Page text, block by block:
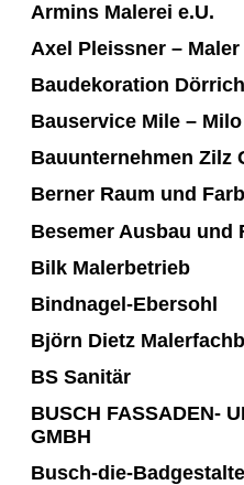
Armins Malerei e.U.
Axel Pleissner –
Baudekoration Dörrich
Bauservice Mile –
Bauunternehmen Zilz
Berner Raum und
Besemer Ausbau und
Bilk Malerbetrieb
Bindnagel-Ebersohl
Björn Dietz
BS Sanitär
BUSCH FASSADEN-
GMBH
Busch-die-